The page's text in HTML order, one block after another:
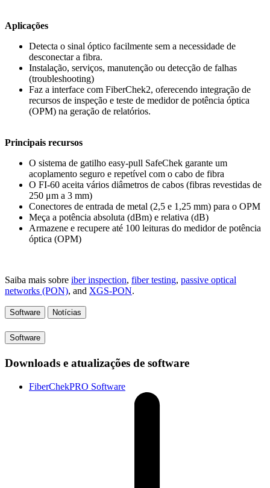
Aplicações
Detecta o sinal óptico facilmente sem a necessidade de
desconectar a fibra.
Instalação, serviços, manutenção ou detecção de falhas
(troubleshooting)
Faz a interface com FiberChek2, oferecendo integração de
recursos de inspeção e teste de medidor de potência óptica
(OPM) na geração de relatórios.
Principais recursos
O sistema de gatilho easy-pull SafeChek garante um
acoplamento seguro e repetível com o cabo de fibra
O FI-60 aceita vários diâmetros de cabos (fibras revestidas de
250 μm a 3 mm)
Conectores de entrada de metal (2,5 e 1,25 mm) para o OPM
Meça a potência absoluta (dBm) e relativa (dB)
Armazene e recupere até 100 leituras do medidor de potência
óptica (OPM)
Saiba mais sobre iber inspection, fiber testing, passive optical
networks (PON), and XGS-PON.
Software Notícias
Software
Downloads e atualizações de software
FiberChekPRO Software